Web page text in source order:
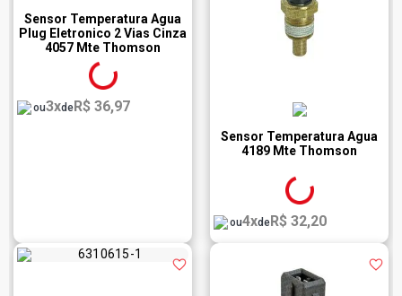
Sensor Temperatura Agua
Plug Eletronico 2 Vias Cinza
4057 Mte Thomson
ou3xdeR$ 36,97
Sensor Temperatura Agua
4189 Mte Thomson
ou4xdeR$ 32,20